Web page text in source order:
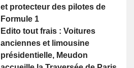
et protecteur des pilotes de
Formule 1
Edito tout frais : Voitures
anciennes et limousine
présidentielle, Meudon